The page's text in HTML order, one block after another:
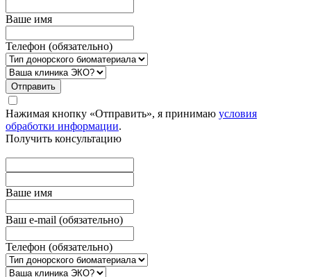
Вашe имя
Телефон (обязательно)
Отправить
Нажимая кнопку «Отправить», я принимаю условия
обработки информации.
Получить консультацию
Вашe имя
Ваш e-mail (обязательно)
Телефон (обязательно)